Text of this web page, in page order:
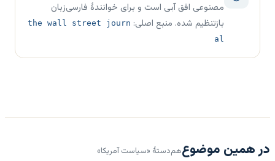
مصنوعی افق آبی است و برای خوانندهٔ فارسی‌زبان
بازتنظیم شده. منبع اصلی: the wall street journ
al
در همین موضوعهم‌دستهٔ «سیاست آمریکا»